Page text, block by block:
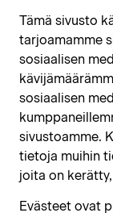
Tämä sivusto
tarjoamamme
sosiaalisen
sosiaalisen
sivustoamme.
tietoja muihin
joita on
Evästeet ovat